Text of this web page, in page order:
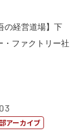
アーカイブ